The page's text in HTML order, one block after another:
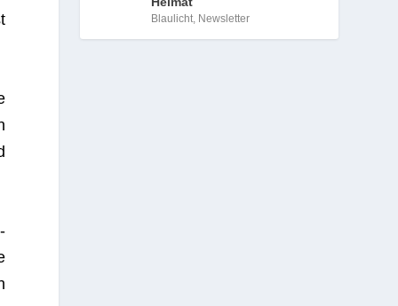
Blaulicht, Newsletter